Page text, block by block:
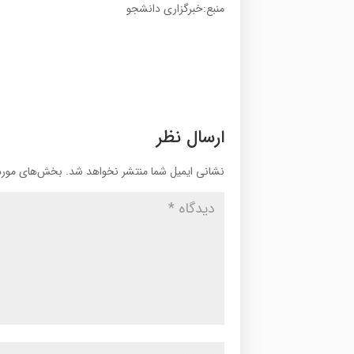
منبع:خبرگزاری دانشجو
ارسال نظر
نشانی ایمیل شما منتشر نخواهد شد. بخش‌های